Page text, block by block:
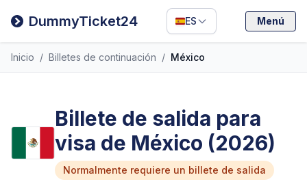
DummyTicket24 ES
Filipino
Deutsch
Español
Menú
Inicio / Billetes de continuación / México
Billete de salida para
visa de México (2026)
Normalmente requiere un billete de salida